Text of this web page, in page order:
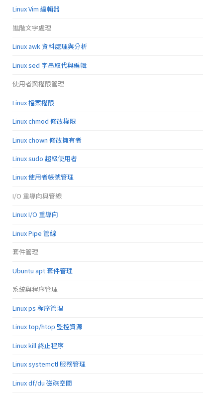
Linux Vim 編輯器
進階文字處理
Linux awk 資料處理與分析
Linux sed 字串取代與編輯
使用者與權限管理
Linux 檔案權限
Linux chmod 修改權限
Linux chown 修改擁有者
Linux sudo 超級使用者
Linux 使用者帳號管理
I/O 重導向與管線
Linux I/O 重導向
Linux Pipe 管線
套件管理
Ubuntu apt 套件管理
系統與程序管理
Linux ps 程序管理
Linux top/htop 監控資源
Linux kill 終止程序
Linux systemctl 服務管理
Linux df/du 磁碟空間